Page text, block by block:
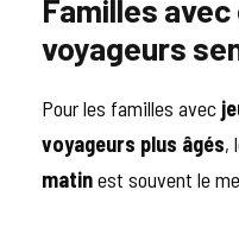
Familles
voyageurs
Pour les familles avec
voyageurs plus âgés,
matinest souvent le